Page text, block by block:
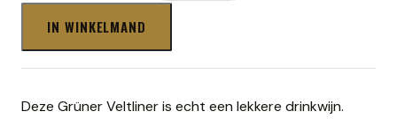
IN WINKELMAND
Deze Grüner Veltliner is echt een lekkere drinkwijn.